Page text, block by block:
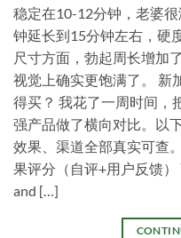
稳定在10-12分钟，老婆
钟延长到15分钟左右，硬
尺寸方面，勃起周长增加
视觉上确实更饱满了。 新
得买？ 我花了一周时间，
强产品做了横向对比。以
效果、渠道全部真实可查
果评分（自评+用户反馈
and […]